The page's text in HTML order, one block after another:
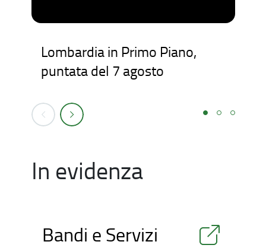
Lombardia in Primo Piano,
puntata del 7 agosto
In evidenza
Bandi e Servizi